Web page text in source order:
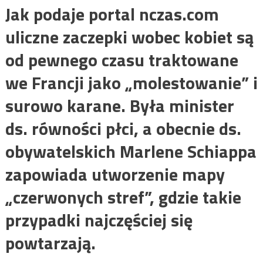
Jak podaje portal nczas.com
uliczne zaczepki wobec kobiet są
od pewnego czasu traktowane
we Francji jako „molestowanie” i
surowo karane. Była minister
ds. równości płci, a obecnie ds.
obywatelskich Marlene Schiappa
zapowiada utworzenie mapy
„czerwonych stref”, gdzie takie
przypadki najczęściej się
powtarzają.